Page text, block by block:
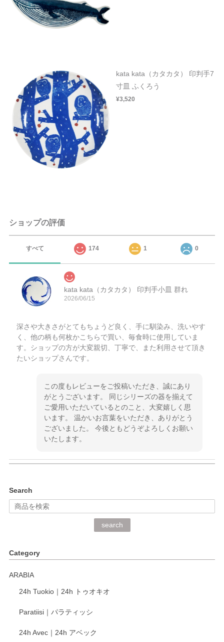
kata kata（カタカタ） 印判手7
寸皿 ふくろう
¥3,520
ショップの評価
すべて 174 1 0
kata kata（カタカタ） 印判手小皿 群れ
2026/06/15
深さや大きさがとてもちょうど良く、手に馴染み、洗いやす
く、他の柄も何枚かこちらで買い、毎食時に使用していま
す。ショップの方が大変親切、丁寧で、また利用させて頂き
たいショップさんです。
この度もレビューをご投稿いただき、誠にあり
がとうございます。 同じシリーズの器を揃えて
ご愛用いただいているとのこと、大変嬉しく思
います。 温かいお言葉をいただき、ありがとう
ございました。 今後ともどうぞよろしくお願い
いたします。
深さや大きさがとてもちょうど良く、手に馴染み、洗いやす
く、他の柄も何枚かこちらで買い、毎食時に使用していま
く交換して下さいました。
がとうございます。 同じシリーズの器を揃えて
います。 温かいお言葉をいただき、ありがとう
いたします。
Search
search
Category
ARABIA
24h Tuokio｜24h トゥオキオ
Paratiisi｜パラティッシ
24h Avec｜24h アベック